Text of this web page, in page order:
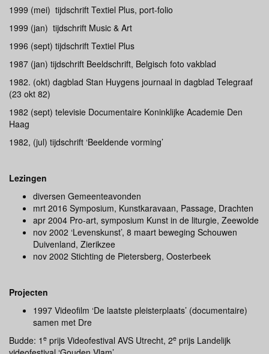
1999 (mei) tijdschrift Textiel Plus, port-folio
1999 (jan) tijdschrift Music & Art
1996 (sept) tijdschrift Textiel Plus
1987 (jan) tijdschrift Beeldschrift, Belgisch foto vakblad
1982. (okt) dagblad Stan Huygens journaal in dagblad Telegraaf
(23 okt 82)
1982 (sept) televisie Documentaire Koninklijke Academie Den
Haag
1982, (jul) tijdschrift ‘Beeldende vorming’
Lezingen
diversen Gemeenteavonden
mrt 2016 Symposium, Kunstkaravaan, Passage, Drachten
apr 2004 Pro-art, symposium Kunst in de liturgie, Zeewolde
nov 2002 ‘Levenskunst’, 8 maart beweging Schouwen
Duivenland, Zierikzee
nov 2002 Stichting de Pietersberg, Oosterbeek
Projecten
1997 Videofilm ‘De laatste pleisterplaats’ (documentaire)
samen met Dre
Budde: 1 e prijs Videofestival AVS Utrecht, 2e prijs Landelijk